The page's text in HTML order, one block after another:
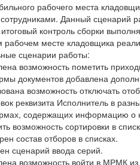
рабочего места
Данный сценарий
контроль сборки
рабочем месте кладовщика
сценарии работы:
возможность пометить
документов добавлена
возможность отключать
реквизита Исполнитель в
содержащих информацию о
возможность сортировки в
состав отборов в списках.
сценарий ввода серий.
возможность войти в МРМК